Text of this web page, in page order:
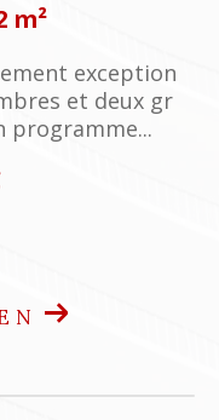
- 120 m²
village en pierres
caves voutées,
d'habitation ,...
LE BIEN